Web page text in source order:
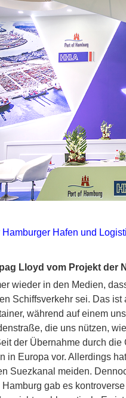
Hamburger Hafen und
Lloyd vom Projekt der
wieder in den Medien,
Schiffsverkehr sei. Das
während auf einem
die uns nützen,
der Übernahme durch
in Europa vor. Allerdings
Suezkanal meiden.
Hamburg gab es